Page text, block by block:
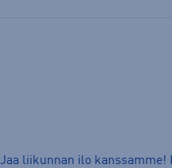
Jaa liikunnan ilo